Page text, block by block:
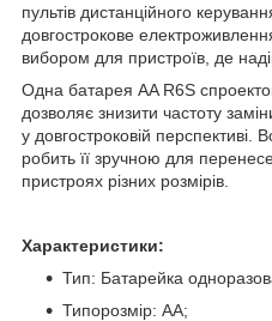
пультів дистанційного
довгострокове
вибором для пристроїв, де
Одна батарея AA R6S
дозволяє знизити частоту
у довгостроковій
робить її зручною для
пристроях різних розмірів.
Характеристики:
Тип: Батарейка
Типорозмір: AA;